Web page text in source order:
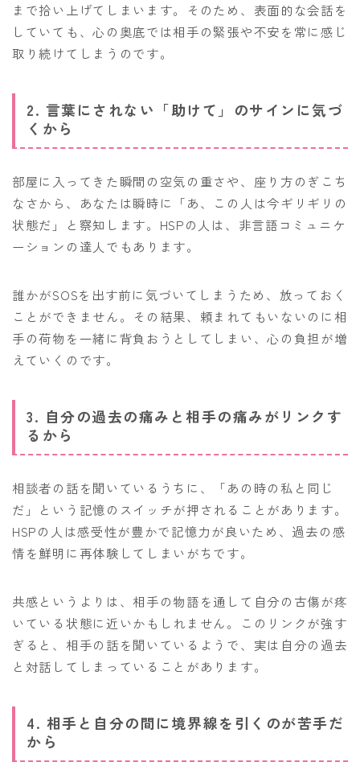
まで拾い上げてしまいます。そのため、表面的な会話を
していても、心の奥底では相手の緊張や不安を常に感じ
取り続けてしまうのです。
2. 言葉にされない「助けて」のサインに気づ
くから
部屋に入ってきた瞬間の空気の重さや、座り方のぎこち
なさから、あなたは瞬時に「あ、この人は今ギリギリの
状態だ」と察知します。HSPの人は、非言語コミュニケ
ーションの達人でもあります。
誰かがSOSを出す前に気づいてしまうため、放っておく
ことができません。その結果、頼まれてもいないのに相
手の荷物を一緒に背負おうとしてしまい、心の負担が増
えていくのです。
3. 自分の過去の痛みと相手の痛みがリンクす
るから
相談者の話を聞いているうちに、「あの時の私と同じ
だ」という記憶のスイッチが押されることがあります。
HSPの人は感受性が豊かで記憶力が良いため、過去の感
情を鮮明に再体験してしまいがちです。
共感というよりは、相手の物語を通して自分の古傷が疼
いている状態に近いかもしれません。このリンクが強す
ぎると、相手の話を聞いているようで、実は自分の過去
と対話してしまっていることがあります。
4. 相手と自分の間に境界線を引くのが苦手だ
から